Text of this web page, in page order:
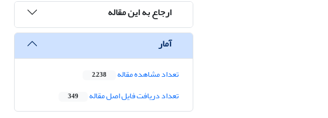
ارجاع به این مقاله
آمار
تعداد مشاهده مقاله 2,238
تعداد دریافت فایل اصل مقاله 349